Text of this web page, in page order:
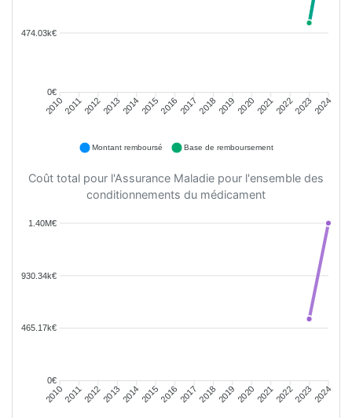
474.03k€
0€
201020112012201320142015201620172018201920202021202220232024
Montant remboursé Base de remboursement
Coût total pour l'Assurance Maladie pour l'ensemble des
conditionnements du médicament
1.40M€
930.34k€
465.17k€
0€
201020112012201320142015201620172018201920202021202220232024